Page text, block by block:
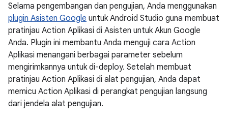
Selama pengembangan dan pengujian, Anda menggunakan
plugin Asisten Google untuk Android Studio guna membuat
pratinjau Action Aplikasi di Asisten untuk Akun Google
Anda. Plugin ini membantu Anda menguji cara Action
Aplikasi menangani berbagai parameter sebelum
mengirimkannya untuk di-deploy. Setelah membuat
pratinjau Action Aplikasi di alat pengujian, Anda dapat
memicu Action Aplikasi di perangkat pengujian langsung
dari jendela alat pengujian.